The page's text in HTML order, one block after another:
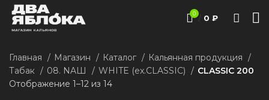
0 / 0 ₽
Главная Магазин Каталог
Кальянная продукция
Табак
08. NAШ WHITE (ex.CLASSIC)
CLASSIC 200
Отображение 1–12 из 14